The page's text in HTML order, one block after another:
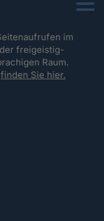
Menu
im
freigeistig-
Raum.
finden Sie hier.